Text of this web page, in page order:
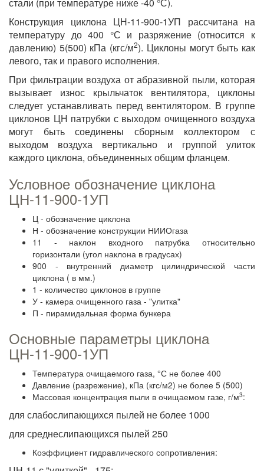
Конструкция циклона ЦН-11-900-1УП рассчитана на
температуру до 400 °С и разряжение (относится к
давлению) 5(500) кПа (кгс/м2). Циклоны могут быть как
левого, так и правого исполнения.
При фильтрации воздуха от абразивной пыли, которая
вызывает износ крыльчаток вентилятора, циклоны
следует устанавливать перед вентилятором. В группе
циклонов ЦН патрубки с выходом очищенного воздуха
могут быть соединены сборным коллектором с
выходом воздуха вертикально и группой улиток
каждого циклона, объединенных общим фланцем.
Условное обозначение циклона
ЦН-11-900-1УП
Ц - обозначение циклона
Н - обозначение конструкции НИИОгаза
11 - наклон входного патрубка относительно
горизонтали (угол наклона в градусах)
900 - внутренний диаметр цилиндрической части
циклона ( в мм.)
1 - количество циклонов в группе
У - камера очищенного газа - "улитка"
П - пирамидальная форма бункера
Основные параметры циклона
ЦН-11-900-1УП
Температура очищаемого газа, °С не более 400
Давление (разрежение), кПа (кгс/м2) не более 5 (500)
Массовая концентрация пыли в очищаемом газе, г/м3:
для слабослипающихся пылей не более 1000
для среднеслипающихся пылей 250
Коэффициент гидравлического сопротивления: